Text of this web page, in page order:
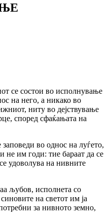
се состои во исполнување
на него, а никако во
ниту во дејствување
според сфаќањата на
во однос на луѓето,
им годи: тие бараат да се
удоволува на нивните
љубов, исполнета co
на светот им ja
за нивното земно,